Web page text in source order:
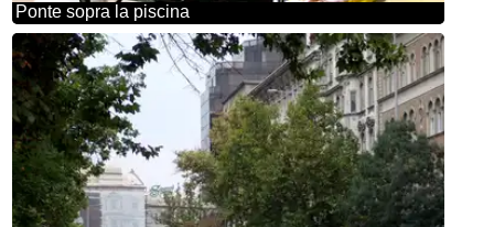
Ponte sopra la piscina